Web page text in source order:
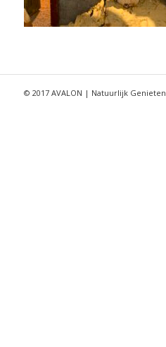
© 2017 AVALON | Natuurlijk Genieten